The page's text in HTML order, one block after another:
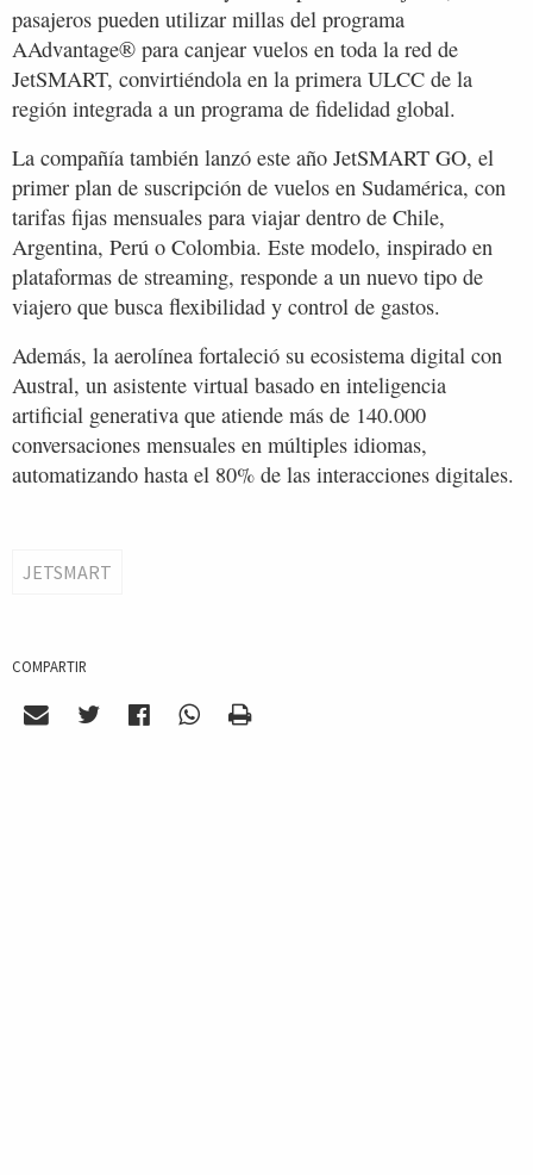
pasajeros pueden utilizar millas del programa
AAdvantage® para canjear vuelos en toda la red de
JetSMART, convirtiéndola en la primera ULCC de la
región integrada a un programa de fidelidad global.
La compañía también lanzó este año JetSMART GO, el
primer plan de suscripción de vuelos en Sudamérica, con
tarifas fijas mensuales para viajar dentro de Chile,
Argentina, Perú o Colombia. Este modelo, inspirado en
plataformas de streaming, responde a un nuevo tipo de
viajero que busca flexibilidad y control de gastos.
Además, la aerolínea fortaleció su ecosistema digital con
Austral, un asistente virtual basado en inteligencia
artificial generativa que atiende más de 140.000
conversaciones mensuales en múltiples idiomas,
automatizando hasta el 80% de las interacciones digitales.
JETSMART
COMPARTIR